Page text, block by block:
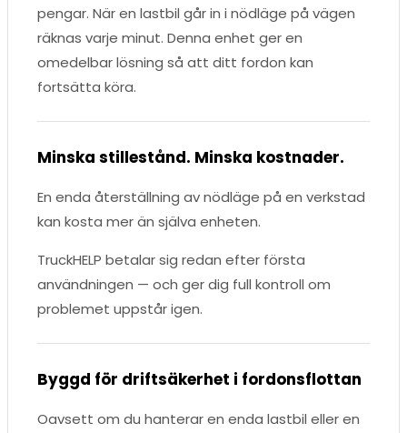
pengar. När en lastbil går in i nödläge på vägen
räknas varje minut. Denna enhet ger en
omedelbar lösning så att ditt fordon kan
fortsätta köra.
Minska stillestånd. Minska kostnader.
En enda återställning av nödläge på en verkstad
kan kosta mer än själva enheten.
TruckHELP betalar sig redan efter första
användningen — och ger dig full kontroll om
problemet uppstår igen.
Byggd för driftsäkerhet i fordonsflottan
Oavsett om du hanterar en enda lastbil eller en